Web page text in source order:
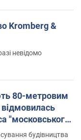
Kromberg &
невідомо
80-метровим
"московського
будівництва